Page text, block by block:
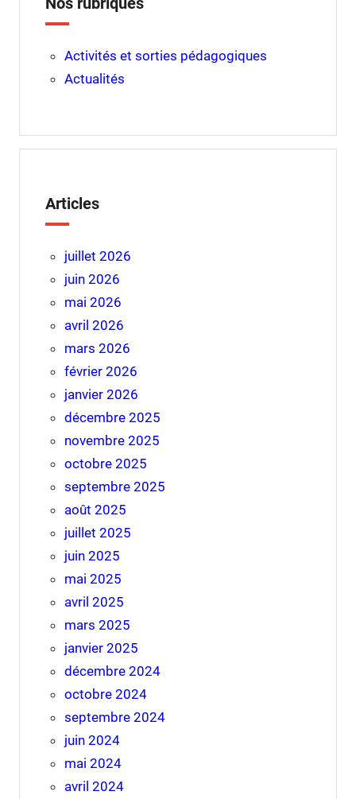
Activités et sorties pédagogiques
Actualités
Articles
juillet 2026
juin 2026
mai 2026
avril 2026
mars 2026
février 2026
janvier 2026
décembre 2025
novembre 2025
octobre 2025
septembre 2025
août 2025
juillet 2025
juin 2025
mai 2025
avril 2025
mars 2025
janvier 2025
décembre 2024
octobre 2024
septembre 2024
juin 2024
mai 2024
avril 2024